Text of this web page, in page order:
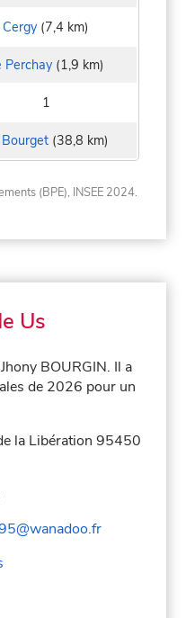
Cergy (7,4 km)
Perchay (1,9 km)
1
(38,8 km)
(BPE), INSEE 2024.
Us
BOURGIN. Il a
de 2026 pour un
la Libération 95450